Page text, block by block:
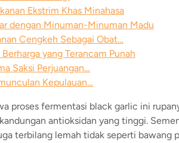
Ekstrim Khas Minahasa
dengan Minuman-Minuman Madu
Cengkeh Sebagai Obat…
yang Terancam Punah
Saksi Perjuangan…
Kepulauan…
proses fermentasi black garlic ini
antioksidan yang tinggi.
terbilang lemah tidak seperti bawang